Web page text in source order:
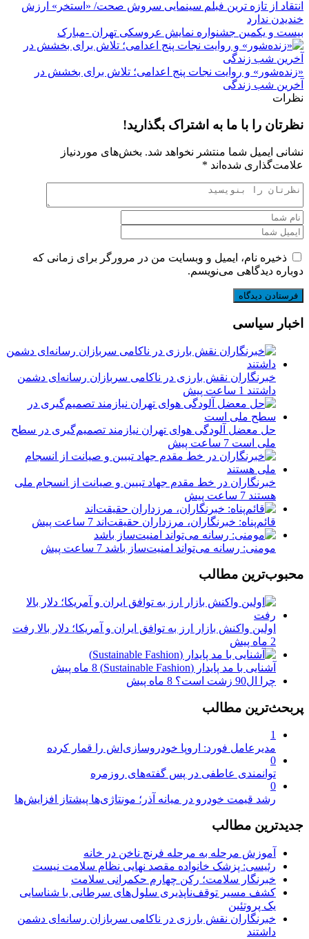
انتقاد از تازه ترین فبلم سینمایی سروش صحت/ «استخر» ارزش
خندیدن ندارد
بیست و یکمین جشنواره نمایش عروسکی تهران -مبارک
«زنده‌شور» و روایت نجات پنج اعدامی؛ تلاش برای بخشش در
آخرین شب زندگی
نظرات
نظرتان را با ما به اشتراک بگذارید!
نشانی ایمیل شما منتشر نخواهد شد. بخش‌های موردنیاز
علامت‌گذاری شده‌اند *
ذخیره نام، ایمیل و وبسایت من در مرورگر برای زمانی که
دوباره دیدگاهی می‌نویسم.
اخبار سیاسی
خبرنگاران نقش بارزی در ناکامی سربازان رسانه‌ای دشمن
داشتند 1 ساعت پیش
حل معضل آلودگی هوای تهران نیازمند تصمیم‌گیری در سطح
ملی است 7 ساعت پیش
خبرنگاران در خط مقدم جهاد تبیین و صیانت از انسجام ملی
هستند 7 ساعت پیش
قائم‌پناه: ‏خبرنگاران، مرزداران حقیقت‌اند 7 ساعت پیش
مومنی: رسانه می‌تواند امنیت‌ساز باشد 7 ساعت پیش
محبوب‌ترین مطالب
اولین واکنش بازار ارز به توافق ایران و آمریکا؛ دلار بالا رفت
2 ماه پیش
آشنایی با مد پایدار (Sustainable Fashion)
8 ماه پیش
چرا ال90 زشت است؟
8 ماه پیش
پربحث‌ترین مطالب
1
مدیرعامل فورد: اروپا خودروسازی‌اش را قمار کرده
0
توانمندی عاطفی در پس گفته‌های روزمره
0
رشد قیمت خودرو در میانه آذر؛ مونتاژی‌ها پیشتاز افزایش‌ها
جدیدترین مطالب
آموزش مرحله به مرحله فرنچ ناخن در خانه
رئیسی: پزشک خانواده مقصد نهایی نظام سلامت نیست
خبرنگار سلامت؛ رکن چهارم حکمرانی سلامت
کشف مسیر توقف‌ناپذیری سلول‌های سرطانی با شناسایی
یک پروتئین
خبرنگاران نقش بارزی در ناکامی سربازان رسانه‌ای دشمن
داشتند